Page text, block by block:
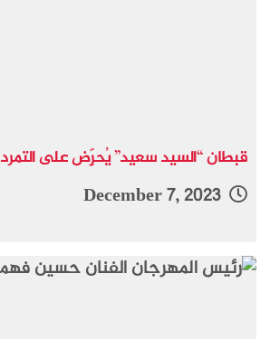
قبطان “السيد سعيد” يُحرِّض على التمرد
December 7, 2023